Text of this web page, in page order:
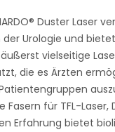
Duster Laser
der Urologie und
äußerst vielseitige
die es Ärzten
für TFL-Laser,
Erfahrung bietet